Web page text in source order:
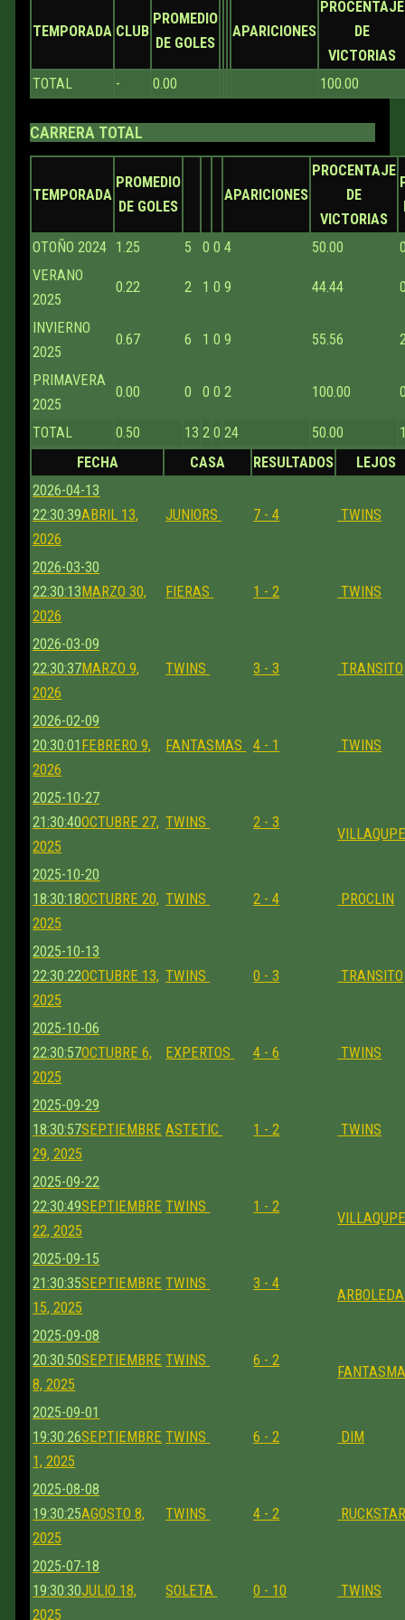
TEMPORADA CLUB
PROMEDIO
DE GOLES
APARICIONES
PROCENTAJE
DE
VICTORIAS
TOTAL
- 0.00 100.00
CARRERA TOTAL
TEMPORADA
PROMEDIO
DE GOLES
APARICIONES
PROCENTAJE
DE
VICTORIAS
OTOÑO 2024 1.25 5 0 0 4 50.00
VERANO
2025
0.22 2 1 0 9 44.44
INVIERNO
2025
0.67 6 1 0 9 55.56
PRIMAVERA
2025
0.00 0 0 0 2 100.00
TOTAL 0.50 13 2 0 24 50.00
FECHA
CASA RESULTADOS
LEJOS
2026-04-13
22:30:39ABRIL 13,
2026
JUNIORS 7 - 4 TWINS
2026-03-30
22:30:13 MARZO 30,
2026
FIERAS 1 - 2 TWINS
2026-03-09
22:30:37MARZO 9,
2026
TWINS 3 - 3 TRANSITO
2026-02-09
20:30:01 FEBRERO 9,
2026
FANTASMAS 4 - 1 TWINS
2025-10-27
21:30:40OCTUBRE 27,
2025
TWINS 2 - 3
2025-10-20
18:30:18OCTUBRE 20,
2025
TWINS 2 - 4 PROCLIN
2025-10-13
22:30:22OCTUBRE 13,
2025
TWINS 0 - 3 TRANSITO
2025-10-06
22:30:57OCTUBRE 6,
2025
EXPERTOS 4 - 6 TWINS
2025-09-29
18:30:57SEPTIEMBRE
29, 2025
ASTETIC 1 - 2 TWINS
2025-09-22
22:30:49SEPTIEMBRE
22, 2025
TWINS 1 - 2
2025-09-15
21:30:35SEPTIEMBRE
15, 2025
TWINS 3 - 4
2025-09-08
20:30:50SEPTIEMBRE
8, 2025
TWINS 6 - 2
2025-09-01
19:30:26SEPTIEMBRE
1, 2025
TWINS 6 - 2 DIM
2025-08-08
19:30:25AGOSTO 8,
2025
TWINS 4 - 2
2025-07-18
19:30:30JULIO 18,
2025
SOLETA 0 - 10 TWINS